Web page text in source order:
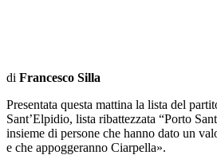
di Francesco Silla
Presentata questa mattina la lista del
Sant’Elpidio, lista ribattezzata “Porto
insieme di persone che hanno dato un
e che appoggeranno Ciarpella».